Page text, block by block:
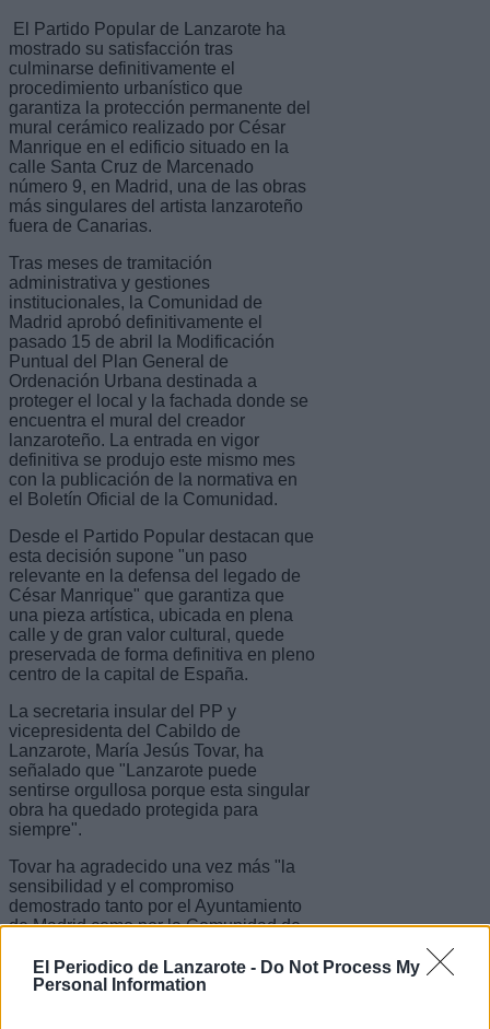
El Periodico de Lanzarote - Do Not Process My
Personal Information
El Partido Popular de Lanzarote ha
mostrado su satisfacción tras
culminarse definitivamente el
procedimiento urbanístico que
garantiza la protección permanente del
mural cerámico realizado por César
Manrique en el edificio situado en la
calle Santa Cruz de Marcenado
número 9, en Madrid, una de las obras
más singulares del artista lanzaroteño
fuera de Canarias.
Tras meses de tramitación
administrativa y gestiones
institucionales, la Comunidad de
Madrid aprobó definitivamente el
pasado 15 de abril la Modificación
Puntual del Plan General de
Ordenación Urbana destinada a
proteger el local y la fachada donde se
encuentra el mural del creador
lanzaroteño. La entrada en vigor
definitiva se produjo este mismo mes
con la publicación de la normativa en
el Boletín Oficial de la Comunidad.
Desde el Partido Popular destacan que
esta decisión supone "un paso
relevante en la defensa del legado de
César Manrique" que garantiza que
una pieza artística, ubicada en plena
calle y de gran valor cultural, quede
preservada de forma definitiva en pleno
centro de la capital de España.
La secretaria insular del PP y
vicepresidenta del Cabildo de
Lanzarote, María Jesús Tovar, ha
señalado que "Lanzarote puede
sentirse orgullosa porque esta singular
obra ha quedado protegida para
siempre".
Tovar ha agradecido una vez más "la
sensibilidad y el compromiso
demostrado tanto por el Ayuntamiento
de Madrid como por la Comunidad de
protección" y destaca la implicación y
la colaboración institucional que han